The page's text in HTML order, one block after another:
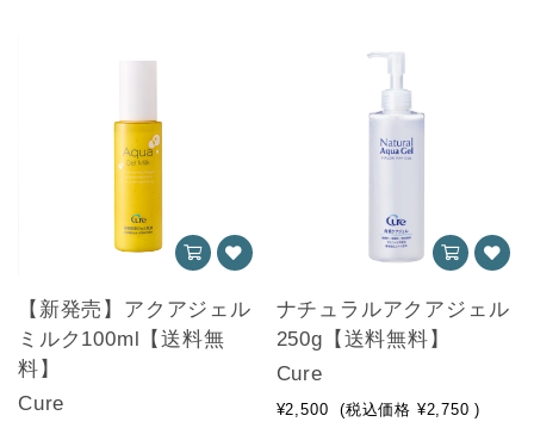
【新発売】アクアジェル
ミルク100ml【送料無
料】
Cure
ナチュラルアクアジェル
250g【送料無料】
Cure
¥2,500 (税込価格 ¥2,750 )